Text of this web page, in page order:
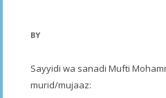
BY
Sayyidi wa sanadi Mufti
murid/mujaaz: